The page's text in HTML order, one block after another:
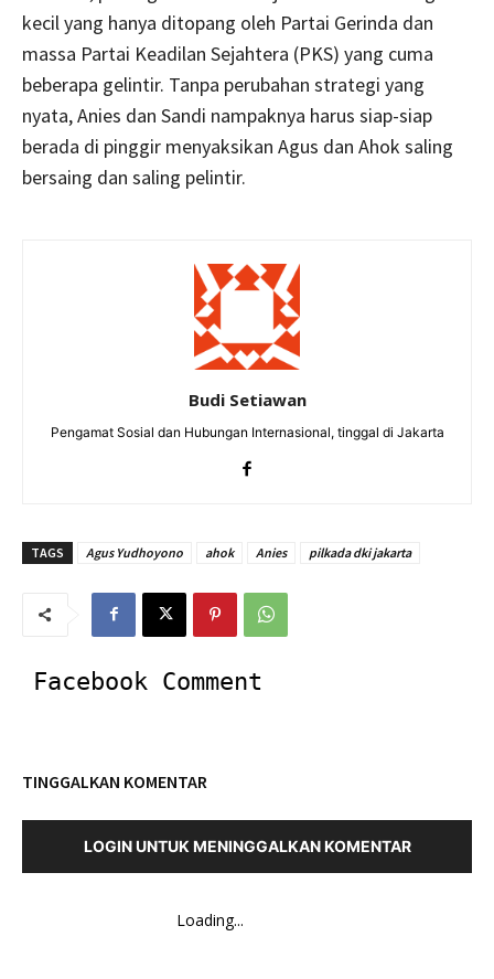
kecil yang hanya ditopang oleh Partai Gerinda dan
massa Partai Keadilan Sejahtera (PKS) yang cuma
beberapa gelintir. Tanpa perubahan strategi yang
nyata, Anies dan Sandi nampaknya harus siap-siap
berada di pinggir menyaksikan Agus dan Ahok saling
bersaing dan saling pelintir.
Budi Setiawan
Pengamat Sosial dan Hubungan Internasional, tinggal di Jakarta
TAGS Agus Yudhoyono ahok Anies pilkada dki jakarta
Facebook Comment
TINGGALKAN KOMENTAR
LOGIN UNTUK MENINGGALKAN KOMENTAR
Loading...